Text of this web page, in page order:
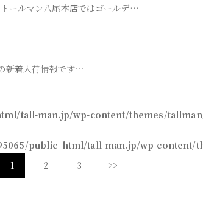
ールマン八尾本店ではゴールデ…
新着入荷情報です…
tall-man.jp/wp-content/themes/
public_html/tall-man.jp/wp-content/
1
2 3 >>